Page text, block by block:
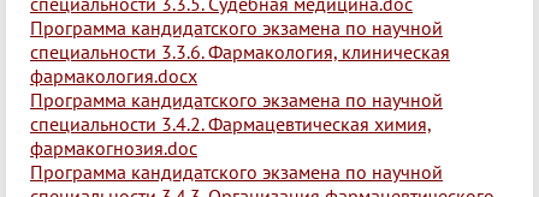
Программа кандидатского экзамена по научной
специальности 3.3.6. Фармакология, клиническая
фармакология.docx
Программа кандидатского экзамена по научной
специальности 3.4.2. Фармацевтическая химия,
фармакогнозия.doc
Программа кандидатского экзамена по научной